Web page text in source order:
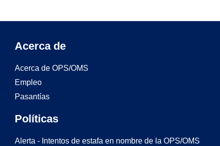
Acerca de
Acerca de OPS/OMS
Empleo
Pasantías
Políticas
Alerta - Intentos de estafa en nombre de la OPS/OMS